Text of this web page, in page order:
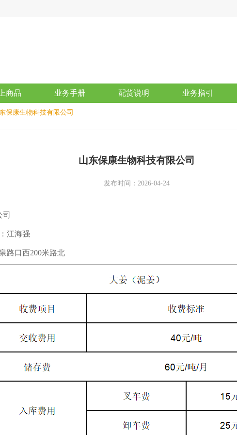
商品 业务手册 配货说明 业务指引
保康生物科技有限公司
山东保康生物科技有限公司
发布时间：2026-04-24
江海强
路口西200米路北